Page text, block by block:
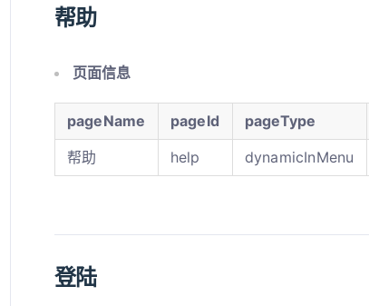
帮助
页面信息
pageName pageId pageType
帮助
help dynamicInMenu
登陆